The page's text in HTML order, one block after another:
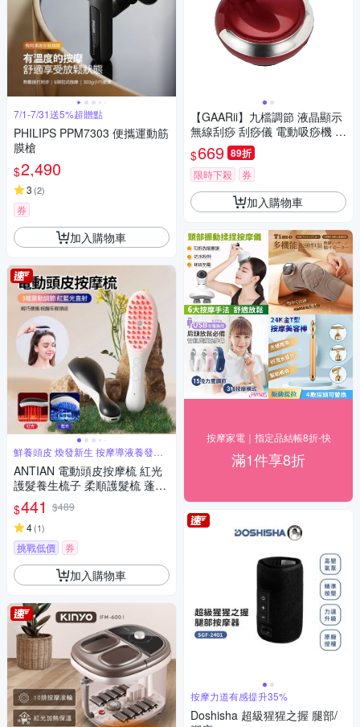
7/1-7/31送5%超贈點
PHILIPS PPM7303 便攜運動筋
膜槍
$2,490
3 (2)
券
加入購物車
鮮養頭皮 煥發新生 按摩導液養發三
合一
ANTIAN 電動頭皮按摩梳 紅光
護髮養生梳子 柔順護髮梳 蓬鬆
按摩頭皮護理梳
$441 $489
4(1)
挑戰低價 券
加入購物車
【GAARii】九檔調節 液晶顯示
無線刮痧 刮痧儀 電動吸痧機 拔
罐疏通儀 按摩機 刮痧機 拔罐機
$669 89折
限時下殺 券
加入購物車
按摩家電｜指定品結帳8折-快
滿1件享8折
按摩力道有感提升35%
Doshisha 超級猩猩之握 腿部/